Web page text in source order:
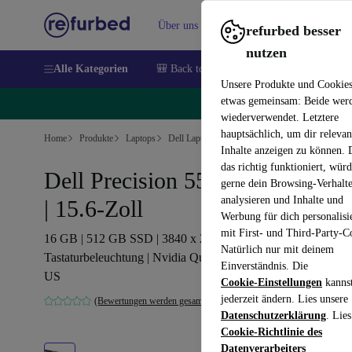
refurbed besser
nutzen
Unsere Produkte und
etwas gemeinsam: Beide
wiederverwendet. Letztere
hauptsächlich, um dir
Inhalte anzeigen zu können.
das richtig funktioniert,
gerne dein Browsing-
analysieren und Inhalte und
Werbung für dich
mit First- und Third-Party-
Natürlich nur mit deinem
Einverständnis. Die
Cookie-Einstellungen
jederzeit ändern. Lies unsere
Datenschutzerklärung.
Cookie-Richtlinie des
Datenverarbeiters
Über uns Verkaufen Hilfe
Alle Kategorien 🎒 Back to school
Home Produkte Laptops Dell Laptops
Dell Precision 5550 | i7-10750H
| 15.6-Zoll
16 GB | 512 GB SSD | 3840 x 2400 | Touch |
Tastaturbeleuchtung | Nvidia Quadro T1000 | Win 11 Home |
US
(Bewertungen werden gesammelt)